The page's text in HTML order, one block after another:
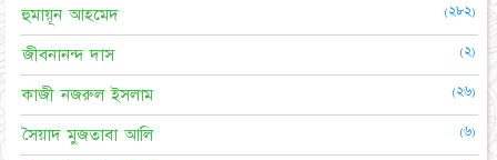
হুমায়ূন আহমেদ (২৮২)
জীবনানন্দ দাস (২)
কাজী নজরুল ইসলাম (২৬)
সৈয়াদ মুজতাবা আলি (৬)